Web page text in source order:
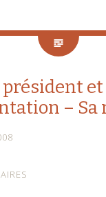
président
– Sa